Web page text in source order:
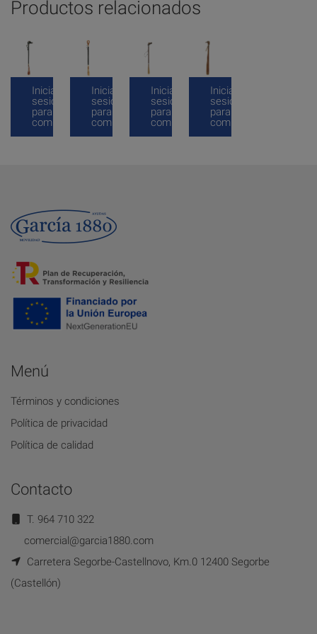
Productos relacionados
Inicia
sesión
para
comprar
Inicia
sesión
para
comprar
Inicia
sesión
para
comprar
Inicia
sesión
para
comprar
Menú
Términos y condiciones
Política de privacidad
Política de calidad
Contacto
T. 964 710 322
comercial@garcia1880.com
Carretera Segorbe-Castellnovo, Km.0 12400 Segorbe
(Castellón)